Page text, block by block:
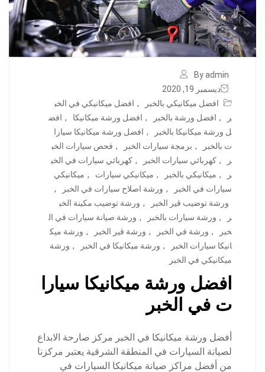
By admin
ديسمبر 19, 2020
افضل ميكانيكي بالخبر
, افضل ميكانيكي في الخب
ر
, افضل ورشة بالخبر , افضل ورشة ميكانيكا , افض
ل ورشة ميكانيكا بالخبر
, افضل ورشة ميكانيكا سيارا
ت بالخبر
, برمجة سيارات الخبر , فحص سيارات الخب
ر
, كهربائي سيارات الخبر , كهربائي سيارات في الخب
ر
, ميكانيكي بالخبر , ميكانيكي سيارات , ميكانيكي
سيارات في الخبر
, ورشة اصلاح سيارات في الخبر
,
ورشة توضيب قير الخبر
, ورشة توضيب مكينة الخب
ر
, ورشة سيارات بالخبر , ورشة صيانة سيارات في ال
خبر
, ورشة في الخبر , ورشة قير الخبر , ورشة ميك
انيكا سيارات الخبر
, ورشة ميكانيكا في الخبر , ورشة
ميكانيكي في الخبر
افضل ورشة ميكانيكا سيارا
ت في الخبر
أفضل ورشة ميكانيكا في الخبر مركز صارحة الابداع
لصيانة السيارات في المنطقة الشرقية يعتبر مركزنا
من أفضل مراكز صيانة ميكانيكا السيارات في